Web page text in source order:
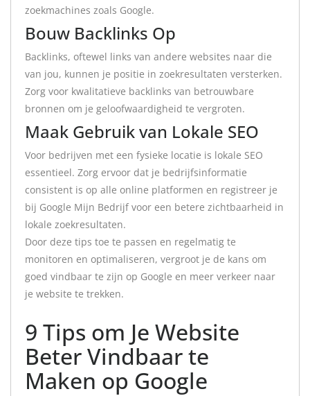
zoekmachines zoals Google.
Bouw Backlinks Op
Backlinks, oftewel links van andere websites naar die
van jou, kunnen je positie in zoekresultaten versterken.
Zorg voor kwalitatieve backlinks van betrouwbare
bronnen om je geloofwaardigheid te vergroten.
Maak Gebruik van Lokale SEO
Voor bedrijven met een fysieke locatie is lokale SEO
essentieel. Zorg ervoor dat je bedrijfsinformatie
consistent is op alle online platformen en registreer je
bij Google Mijn Bedrijf voor een betere zichtbaarheid in
lokale zoekresultaten.
Door deze tips toe te passen en regelmatig te
monitoren en optimaliseren, vergroot je de kans om
goed vindbaar te zijn op Google en meer verkeer naar
je website te trekken.
9 Tips om Je Website
Beter Vindbaar te
Maken op Google